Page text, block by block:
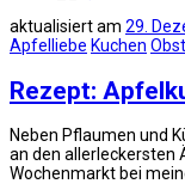
aktualisiert am 29.
Apfelliebe Kuchen Obst
Rezept:
Neben Pflaumen und
an den allerleckersten
Wochenmarkt bei